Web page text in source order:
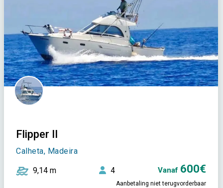
Flipper II
Calheta, Madeira
9,14 m 4 Vanaf 600€
Aanbetaling niet terugvorderbaar